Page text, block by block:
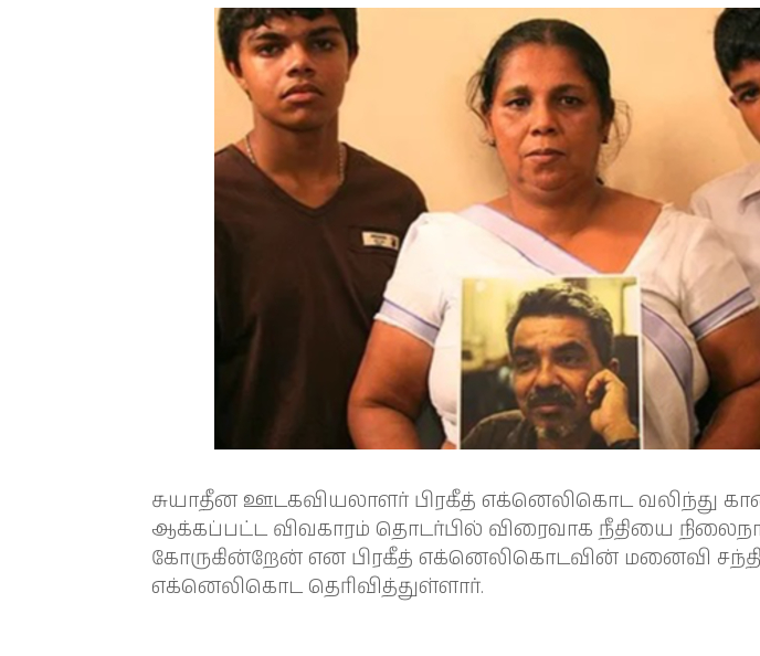
சுயாதீன ஊடகவியலாளர் பிரகீத் எக்னெலிகொட வலிந்து
ஆக்கப்பட்ட விவகாரம் தொடர்பில் விரைவாக நீதியை
கோருகின்றேன் என பிரகீத் எக்னெலிகொடவின் மனைவி
எக்னெலிகொட தெரிவித்துள்ளார்.